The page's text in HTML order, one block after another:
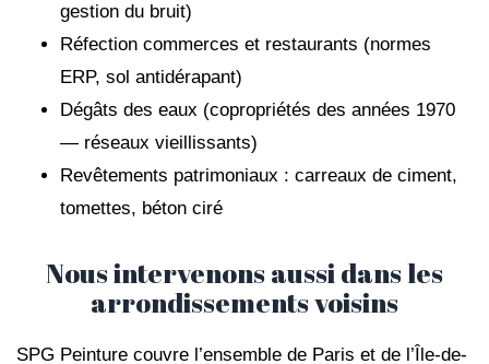
gestion du bruit)
Réfection commerces et restaurants (normes
ERP, sol antidérapant)
Dégâts des eaux (copropriétés des années 1970
— réseaux vieillissants)
Revêtements patrimoniaux : carreaux de ciment,
tomettes, béton ciré
Nous intervenons aussi dans les
arrondissements voisins
SPG Peinture couvre l’ensemble de Paris et de l’Île-de-